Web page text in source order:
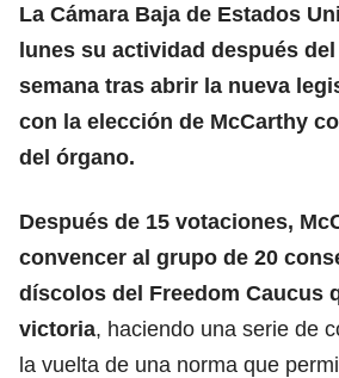
La Cámara Baja de Estados
lunes su actividad después
semana tras abrir la nueva
con la elección de McCarthy
del órgano.
Después de 15 votaciones,
convencer al grupo de 20
díscolos del Freedom Caucus
victoria, haciendo una serie de
la vuelta de una norma que